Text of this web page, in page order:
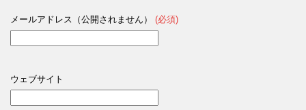
メールアドレス（公開されません） (必須)
ウェブサイト